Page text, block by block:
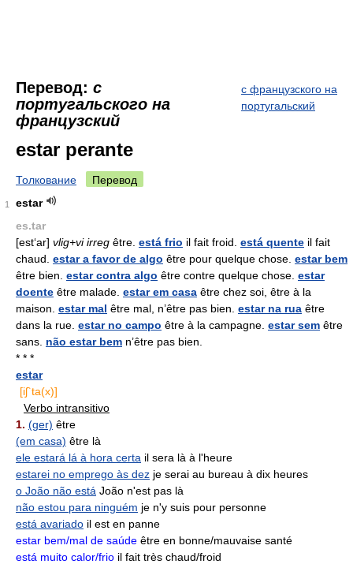
Перевод: с
португальского на
французский
с французского на
португальский
estar perante
Толкование Перевод
1
estar
es.tar
[est‘ar] vlig+vi irreg être. está frio il fait froid. está quente il fait
chaud. estar a favor de algo être pour quelque chose. estar bem
être bien. estar contra algo être contre quelque chose. estar
doente être malade. estar em casa être chez soi, être à la
maison. estar mal être mal, n’être pas bien. estar na rua être
dans la rue. estar no campo être à la campagne. estar sem être
sans. não estar bem n’être pas bien.
* * *
estar
[iʃ`ta(x)]
Verbo intransitivo
1. (ger) être
(em casa) être là
ele estará lá à hora certa il sera là à l'heure
estarei no emprego às dez je serai au bureau à dix heures
o João não está João n'est pas là
não estou para ninguém je n'y suis pour personne
está avariado il est en panne
estar bem/mal de saúde être en bonne/mauvaise santé
está muito calor/frio il fait très chaud/froid